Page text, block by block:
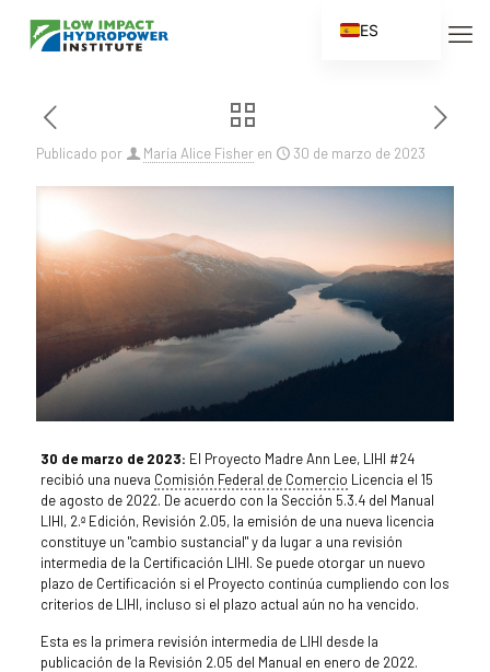
Publicado por María Alice Fisher en 30 de marzo de 2023
30 de marzo de 2023: El Proyecto Madre Ann Lee, LIHI #24
recibió una nueva Comisión Federal de Comercio Licencia el 15
de agosto de 2022. De acuerdo con la Sección 5.3.4 del Manual
LIHI, 2.ª Edición, Revisión 2.05, la emisión de una nueva licencia
constituye un "cambio sustancial" y da lugar a una revisión
intermedia de la Certificación LIHI. Se puede otorgar un nuevo
plazo de Certificación si el Proyecto continúa cumpliendo con los
criterios de LIHI, incluso si el plazo actual aún no ha vencido.
Esta es la primera revisión intermedia de LIHI desde la
publicación de la Revisión 2.05 del Manual en enero de 2022.
ES